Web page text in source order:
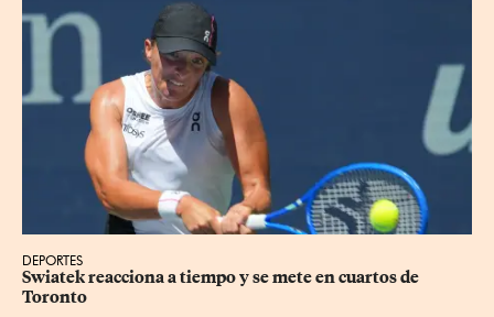
DEPORTES
Swiatek reacciona a tiempo y se mete en cuartos de
Toronto